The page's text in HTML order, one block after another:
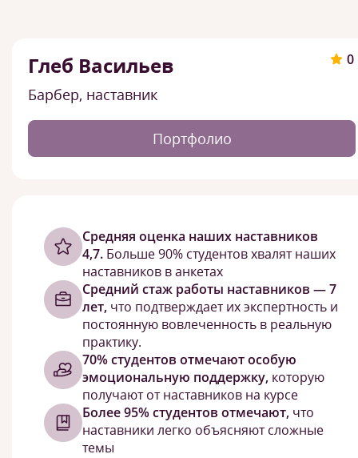
0
Глеб Васильев
Барбер, наставник
Портфолио
Cредняя оценка наших наставников
4,7. Больше 90% студентов хвалят наших
наставников в анкетах
Средний стаж работы наставников — 7
лет, что подтверждает их экспертность и
постоянную вовлеченность в реальную
практику.
70% студентов отмечают особую
эмоциональную поддержку, которую
получают от наставников на курсе
Более 95% студентов отмечают, что
наставники легко объясняют сложные
темы